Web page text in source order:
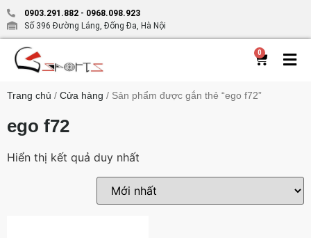
0903.291.882 - 0968.098.923
Số 396 Đường Láng, Đống Đa, Hà Nội
0
Trang chủ / Cửa hàng / Sản phẩm được gắn thẻ “ego f72”
ego f72
Hiển thị kết quả duy nhất